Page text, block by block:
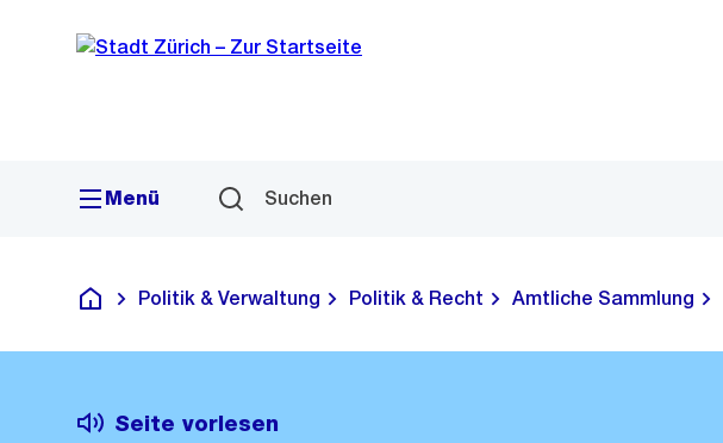
Navigation
Sprunglink
Menü Suchen
Deutsch
Politik & Verwaltung Politik & Recht Amtliche Sammlung
Seite vorlesen